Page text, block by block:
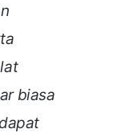
biasa